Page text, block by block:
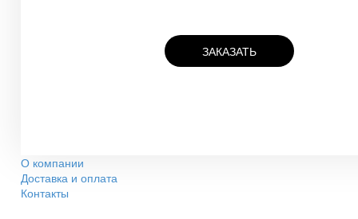
ЗАКАЗАТЬ
О компании
Доставка и оплата
Контакты